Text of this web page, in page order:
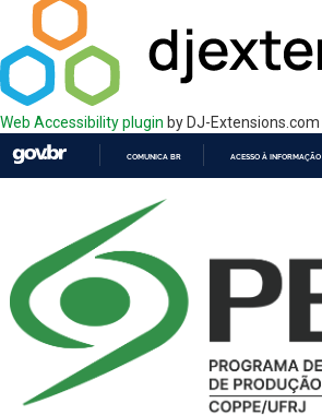
Web Accessibility plugin by DJ-Extensions.com
COMUNICA BR ACESSO À INFORMAÇÃO